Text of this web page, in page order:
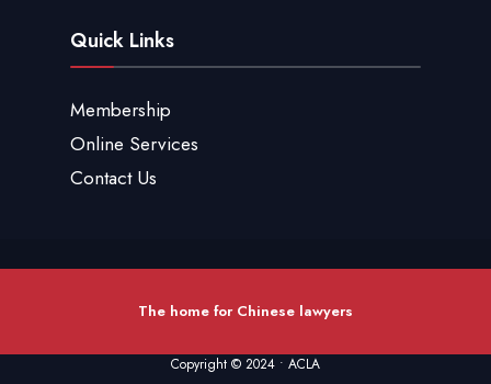
Quick Links
Membership
Online Services
Contact Us
The home for Chinese lawyers
Copyright © 2024 • ACLA